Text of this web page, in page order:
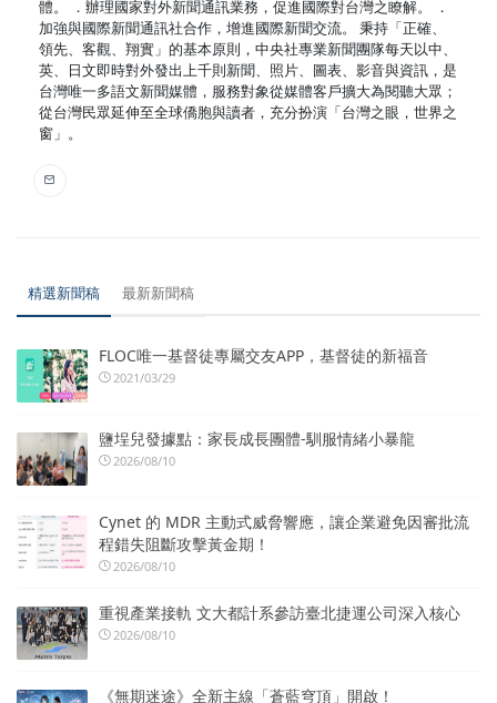
體。 ．辦理國家對外新聞通訊業務，促進國際對台灣之瞭解。 ．
加強與國際新聞通訊社合作，增進國際新聞交流。 秉持「正確、
領先、客觀、翔實」的基本原則，中央社專業新聞團隊每天以中、
英、日文即時對外發出上千則新聞、照片、圖表、影音與資訊，是
台灣唯一多語文新聞媒體，服務對象從媒體客戶擴大為閱聽大眾；
從台灣民眾延伸至全球僑胞與讀者，充分扮演「台灣之眼，世界之
窗」。
精選新聞稿 最新新聞稿
FLOC唯一基督徒專屬交友APP，基督徒的新福音
2021/03/29
鹽埕兒發據點：家長成長團體-馴服情緒小暴龍
2026/08/10
Cynet 的 MDR 主動式威脅響應，讓企業避免因審批流
程錯失阻斷攻擊黃金期！
2026/08/10
重視產業接軌 文大都計系參訪臺北捷運公司深入核心
2026/08/10
《無期迷途》全新主線「蒼藍穹頂」開啟！